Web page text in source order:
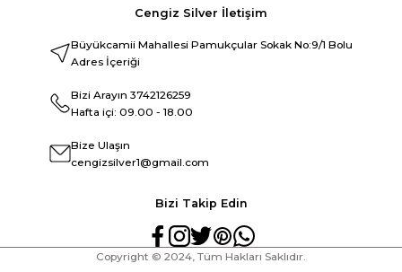
Cengiz Silver İletişim
Büyükcamii Mahallesi Pamukçular Sokak No:9/1 Bolu
Adres İçeriği
Bizi Arayın 3742126259
Hafta içi: 09.00 - 18.00
Bize Ulaşın
cengizsilver1@gmail.com
Bizi Takip Edin
Copyright © 2024, Tüm Hakları Saklıdır.